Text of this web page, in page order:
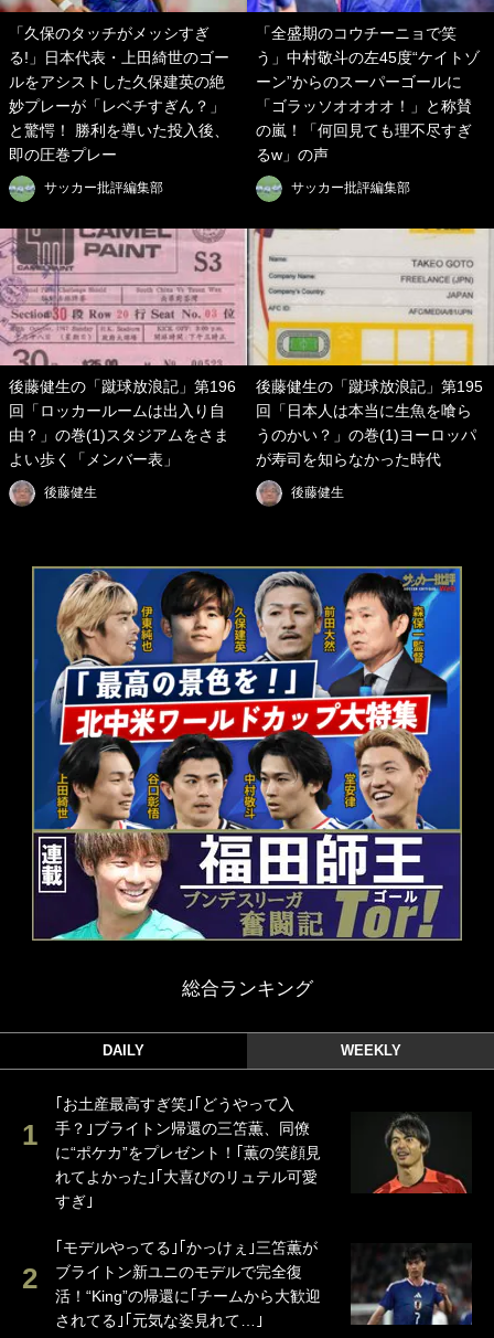
「久保のタッチがメッシすぎ
る!」日本代表・上田綺世のゴー
ルをアシストした久保建英の絶
妙プレーが「レベチすぎん？」
と驚愕！ 勝利を導いた投入後、
即の圧巻プレー
サッカー批評編集部
「全盛期のコウチーニョで笑
う」中村敬斗の左45度“ケイトゾ
ーン”からのスーパーゴールに
「ゴラッソオオオオ！」と称賛
の嵐！「何回見ても理不尽すぎ
るw」の声
サッカー批評編集部
後藤健生の「蹴球放浪記」第196
回「ロッカールームは出入り自
由？」の巻(1)スタジアムをさま
よい歩く「メンバー表」
後藤健生
後藤健生の「蹴球放浪記」第195
回「日本人は本当に生魚を喰ら
うのかい？」の巻(1)ヨーロッパ
が寿司を知らなかった時代
後藤健生
総合ランキング
DAILY WEEKLY
｢お土産最高すぎ笑｣｢どうやって入
手？｣ブライトン帰還の三笘薫、同僚
に“ポケカ”をプレゼント！｢薫の笑顔見
れてよかった｣｢大喜びのリュテル可愛
すぎ｣
｢モデルやってる｣｢かっけぇ｣三笘薫が
ブライトン新ユニのモデルで完全復
活！“King”の帰還に｢チームから大歓迎
されてる｣｢元気な姿見れて…｣